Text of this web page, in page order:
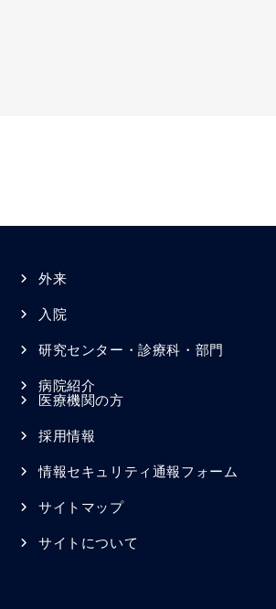
外来
入院
研究センター・診療科・部門
病院紹介
医療機関の方
採用情報
情報セキュリティ通報フォーム
サイトマップ
サイトについて